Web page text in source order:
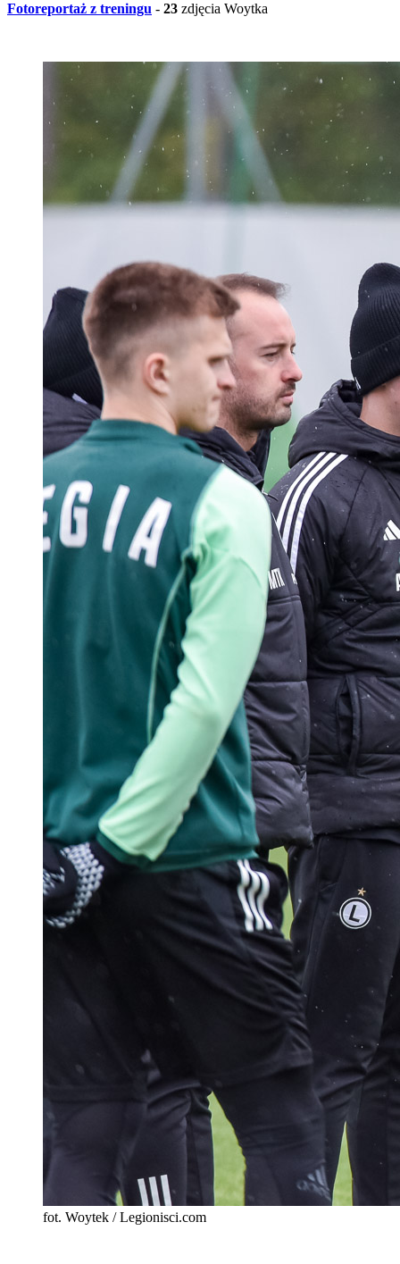
Fotoreportaż z treningu - 23 zdjęcia Woytka
fot. Woytek / Legionisci.com